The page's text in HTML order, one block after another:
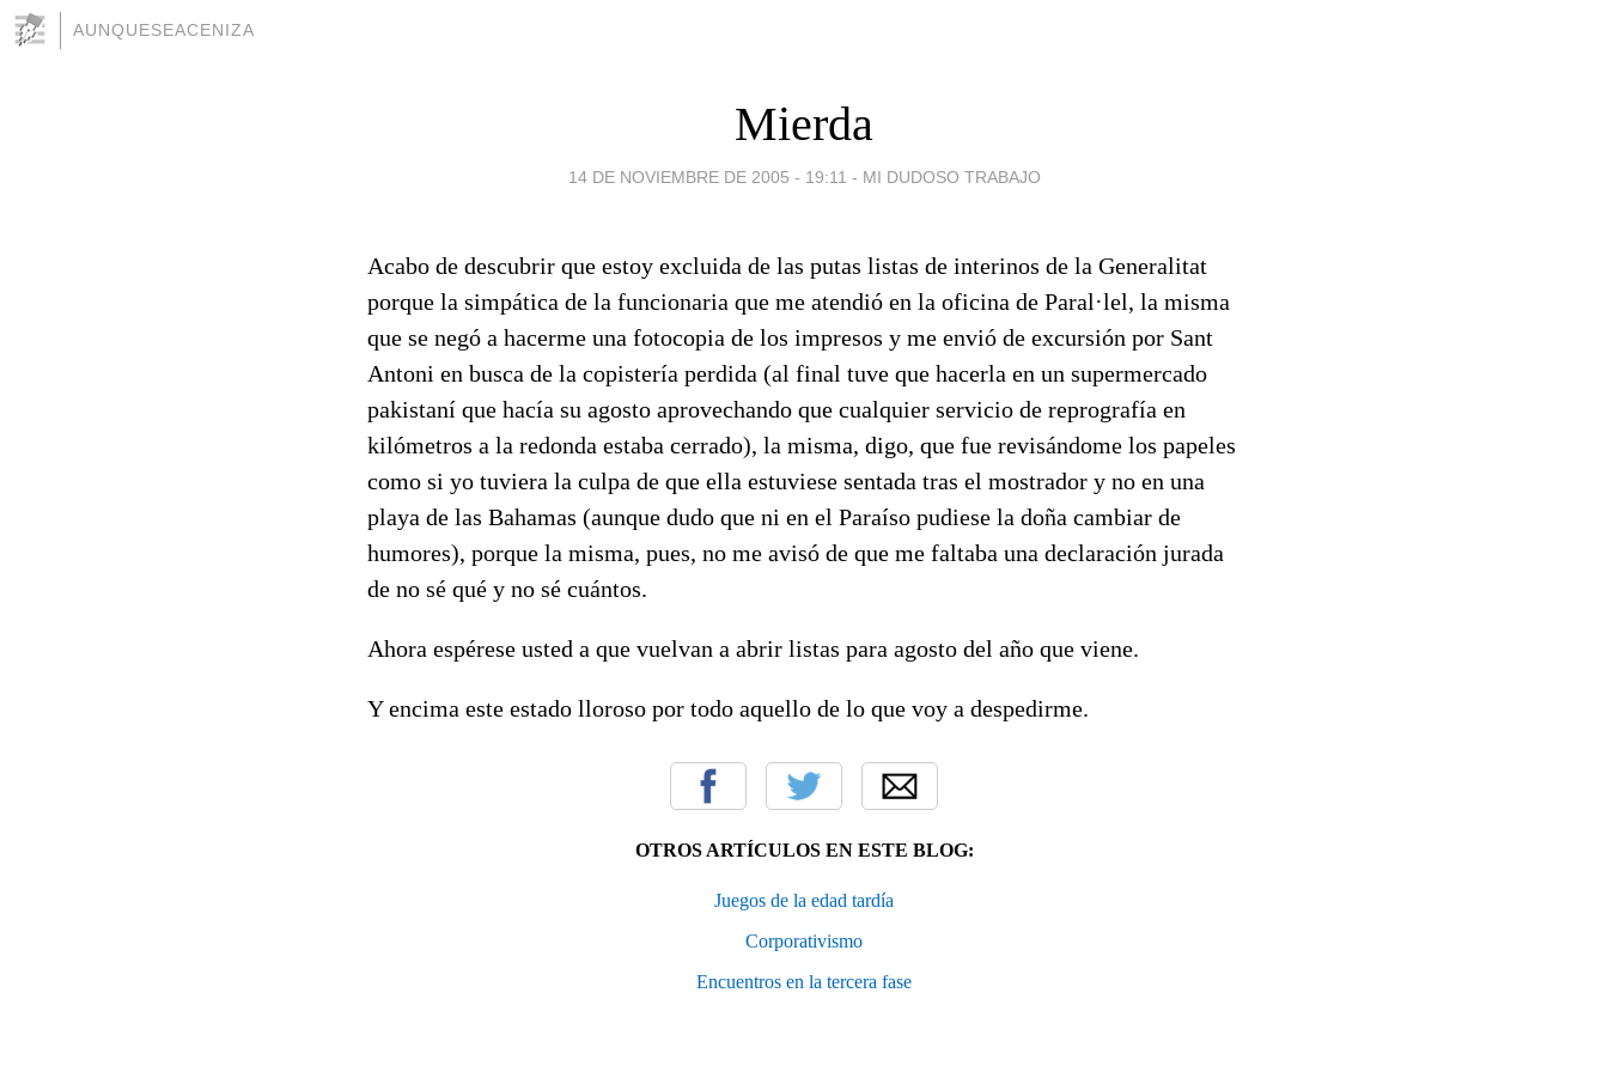
AUNQUESEACENIZA
Mierda
14 DE NOVIEMBRE DE 2005 - 19:11 - MI DUDOSO TRABAJO
Acabo de descubrir que estoy excluida de las putas listas de interinos de la Generalitat
porque la simpática de la funcionaria que me atendió en la oficina de Paral·lel, la misma
que se negó a hacerme una fotocopia de los impresos y me envió de excursión por Sant
Antoni en busca de la copistería perdida (al final tuve que hacerla en un supermercado
pakistaní que hacía su agosto aprovechando que cualquier servicio de reprografía en
kilómetros a la redonda estaba cerrado), la misma, digo, que fue revisándome los papeles
como si yo tuviera la culpa de que ella estuviese sentada tras el mostrador y no en una
playa de las Bahamas (aunque dudo que ni en el Paraíso pudiese la doña cambiar de
humores), porque la misma, pues, no me avisó de que me faltaba una declaración jurada
de no sé qué y no sé cuántos.
Ahora espérese usted a que vuelvan a abrir listas para agosto del año que viene.
Y encima este estado lloroso por todo aquello de lo que voy a despedirme.
OTROS ARTÍCULOS EN ESTE BLOG:
Juegos de la edad tardía
Corporativismo
Encuentros en la tercera fase